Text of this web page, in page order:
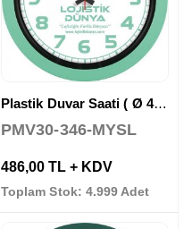
Plastik Duvar Saati ( Ø 40 cm )
PMV30-346-MYSL
486,00 TL + KDV
Toplam Stok: 4.999 Adet